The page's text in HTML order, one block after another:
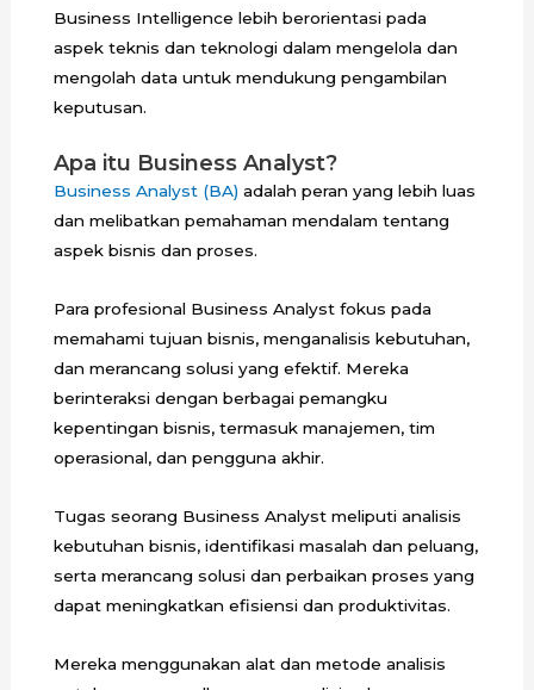
Business Intelligence lebih berorientasi pada
aspek teknis dan teknologi dalam mengelola dan
mengolah data untuk mendukung pengambilan
keputusan.
Apa itu Business Analyst?
Business Analyst (BA) adalah peran yang lebih luas
dan melibatkan pemahaman mendalam tentang
aspek bisnis dan proses.
Para profesional Business Analyst fokus pada
memahami tujuan bisnis, menganalisis kebutuhan,
dan merancang solusi yang efektif. Mereka
berinteraksi dengan berbagai pemangku
kepentingan bisnis, termasuk manajemen, tim
operasional, dan pengguna akhir.
Tugas seorang Business Analyst meliputi analisis
kebutuhan bisnis, identifikasi masalah dan peluang,
serta merancang solusi dan perbaikan proses yang
dapat meningkatkan efisiensi dan produktivitas.
Mereka menggunakan alat dan metode analisis